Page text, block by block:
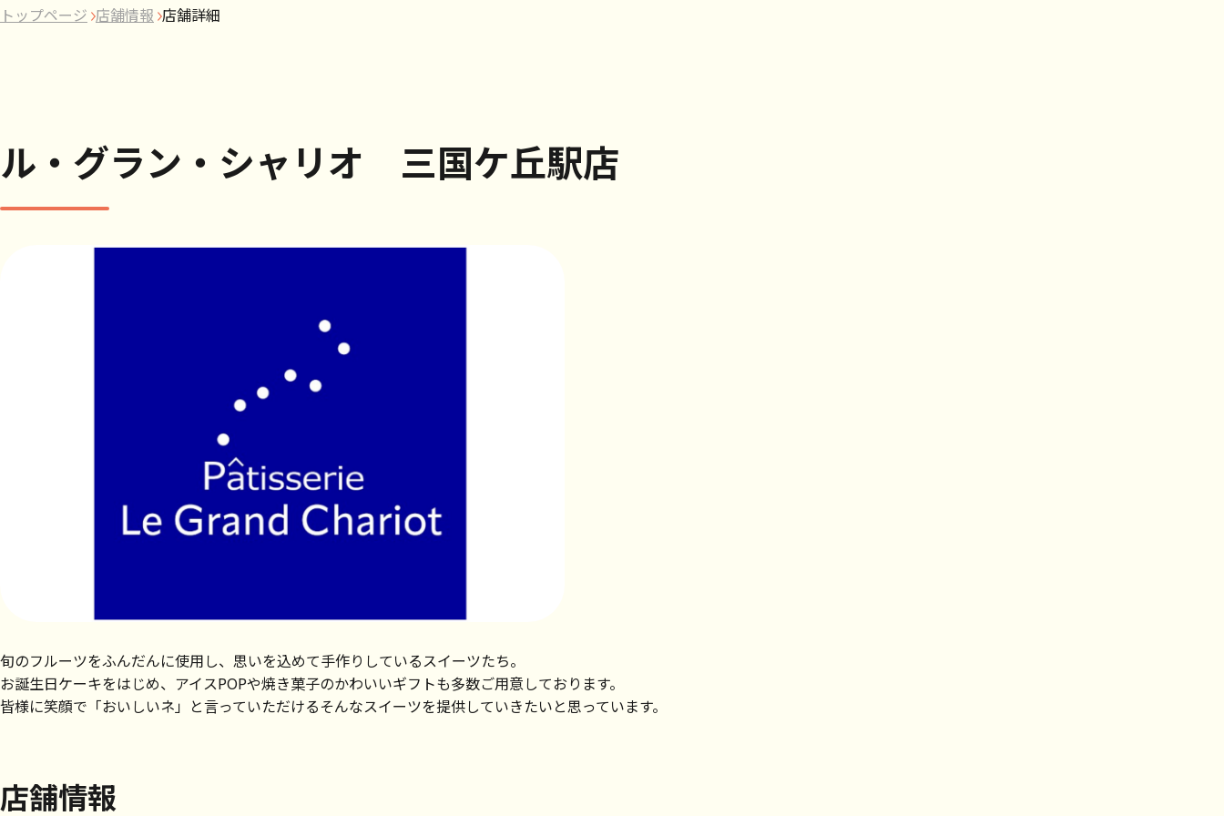
トップページ 店舗情報 店舗詳細
ル・グラン・シャリオ 三国ケ丘駅店
旬のフルーツをふんだんに使用し、思いを込めて手作りしているスイーツたち。
お誕生日ケーキをはじめ、アイスPOPや焼き菓子のかわいいギフトも多数ご用意しております。
皆様に笑顔で「おいしいネ」と言っていただけるそんなスイーツを提供していきたいと思っています。
店舗情報